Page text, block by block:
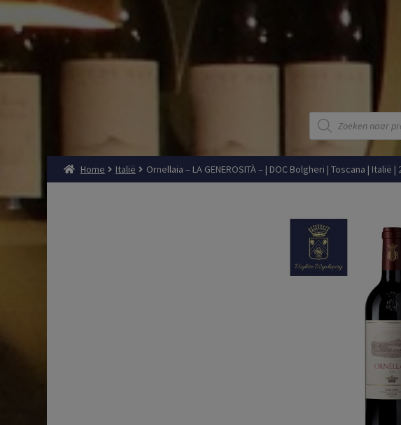
Producten
zoeken
Home Italië Ornellaia – LA GENEROSITÀ – | DOC Bolgheri | Toscana | Italië |